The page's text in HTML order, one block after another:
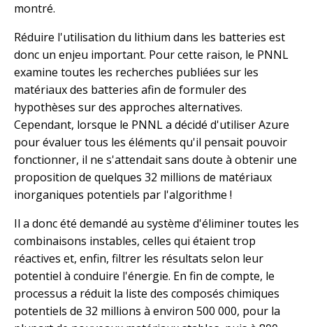
montré.
Réduire l'utilisation du lithium dans les batteries est
donc un enjeu important. Pour cette raison, le PNNL
examine toutes les recherches publiées sur les
matériaux des batteries afin de formuler des
hypothèses sur des approches alternatives.
Cependant, lorsque le PNNL a décidé d'utiliser Azure
pour évaluer tous les éléments qu'il pensait pouvoir
fonctionner, il ne s'attendait sans doute à obtenir une
proposition de quelques 32 millions de matériaux
inorganiques potentiels par l'algorithme !
Il a donc été demandé au système d'éliminer toutes les
combinaisons instables, celles qui étaient trop
réactives et, enfin, filtrer les résultats selon leur
potentiel à conduire l'énergie. En fin de compte, le
processus a réduit la liste des composés chimiques
potentiels de 32 millions à environ 500 000, pour la